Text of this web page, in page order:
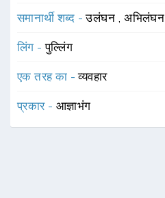
समानार्थी शब्द -उलंघन ,अभिलंघन
लिंग -पुल्लिंग
एक तरह का -व्यवहार
प्रकार - आज्ञाभंग